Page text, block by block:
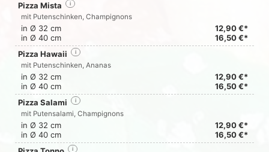
Pizza Mista
i
mit Putenschinken, Champignons
in Ø 32 cm
12,90 €*
in Ø 40 cm
16,50 €*
Pizza Hawaii
i
mit Putenschinken, Ananas
in Ø 32 cm
12,90 €*
in Ø 40 cm
16,50 €*
Pizza Salami
i
mit Putensalami, Champignons
in Ø 32 cm
12,90 €*
in Ø 40 cm
16,50 €*
i